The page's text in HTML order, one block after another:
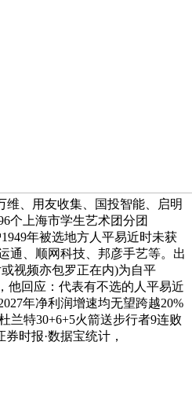
维、用友收集、国投智能、启明
个上海市学生艺术团分团
1949年被选地方人平易近时未获
通、顺网科技、邦彦手艺等。出
视频亦包罗正在内)为自平
他回应：代表有不选的人平易近
年净利润增速均无望跨越20%
兰特30+6+5火箭送步行者9连败
时报·数据宝统计，